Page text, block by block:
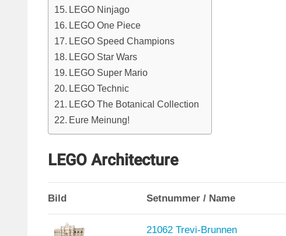
LEGO Ninjago
LEGO One Piece
LEGO Speed Champions
LEGO Star Wars
LEGO Super Mario
LEGO Technic
LEGO The Botanical Collection
Eure Meinung!
LEGO Architecture
Bild Setnummer / Name
21062 Trevi-Brunnen